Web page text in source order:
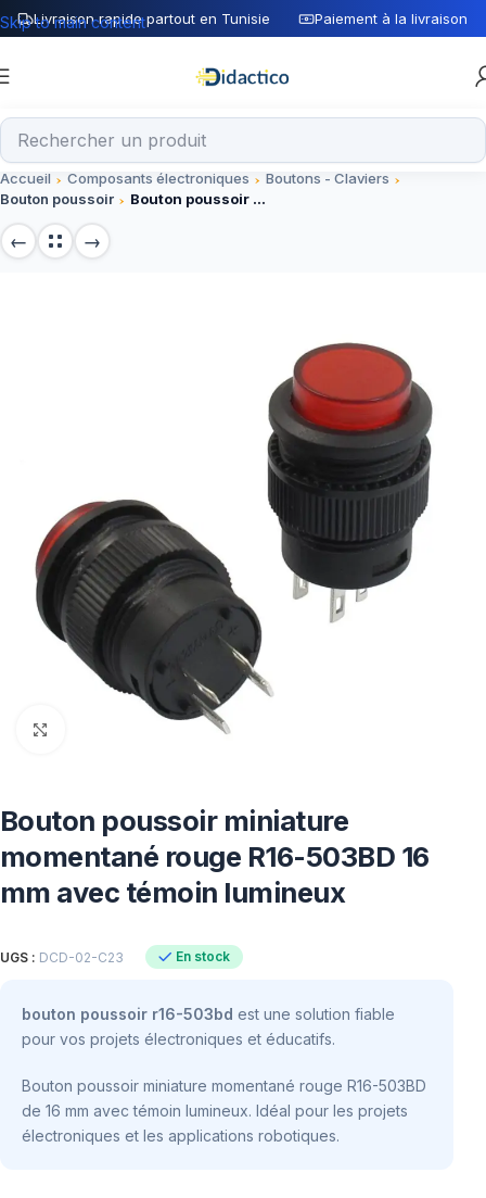
Livraison rapide partout en Tunisie Paiement à la livraison
Skip to main content
Accueil Composants électroniques
Boutons - Claviers
Bouton poussoir
Bouton poussoir miniature momentané rouge R16-503BD 16 mm avec témoin lumineux
Bouton poussoir miniature
momentané rouge R16-503BD 16
mm avec témoin lumineux
UGS : DCD-02-C23 En stock
bouton poussoir r16-503bd est une solution fiable
pour vos projets électroniques et éducatifs.
Bouton poussoir miniature momentané rouge R16-503BD
de 16 mm avec témoin lumineux. Idéal pour les projets
électroniques et les applications robotiques.